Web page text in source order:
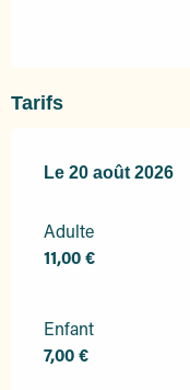
Tarifs
Le 20 août 2026
Le 20 août 2026
Adulte
11,00 €
Enfant
7,00 €